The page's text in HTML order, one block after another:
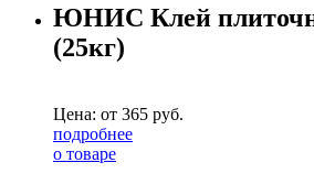
ЮНИС Клей
(25кг)
Цена: от 365 руб.
подробнее
о товаре